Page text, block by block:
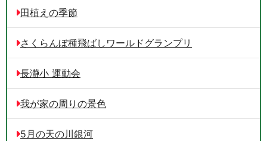
田植えの季節
さくらんぼ種飛ばしワールドグランプリ
長瀞小 運動会
我が家の周りの景色
5月の天の川銀河